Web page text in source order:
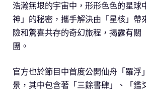
浩瀚無垠的宇宙中，形形色色的星球
神」的秘密，攜手解決由「星核」帶
險和驚喜共存的奇幻旅程，揭露有關
團。
官方也於節目中首度公開仙舟「羅浮
景，其中包含著「三餘書肆」、「鑑